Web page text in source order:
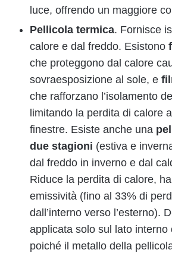
luce, offrendo un maggiore
Pellicola termica. Fornisce
calore e dal freddo. Esistono
che proteggono dal calore
sovraesposizione al sole, e
che rafforzano l’isolamento
limitando la perdita di calore
finestre. Esiste anche una
due stagioni (estiva e
dal freddo in inverno e dal
Riduce la perdita di calore,
emissività (fino al 33% di
dall’interno verso l’esterno).
applicata solo sul lato interno
poiché il metallo della